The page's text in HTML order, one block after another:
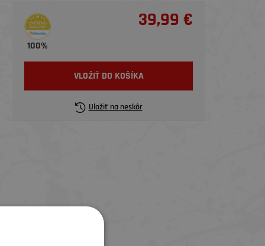
100%
39,99 €
VLOŽIŤ DO KOŠÍKA
Uložiť na neskôr